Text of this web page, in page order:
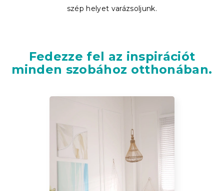
szép helyet varázsoljunk.
Fedezze fel az inspirációt
minden szobához otthonában.